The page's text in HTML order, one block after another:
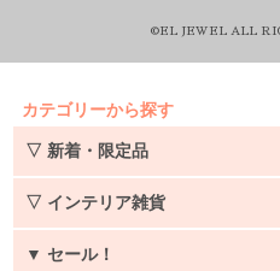
©EL JEWEL ALL
カテゴリーから探す
▽ 新着・限定品
▽ インテリア雑貨
▼ セール！